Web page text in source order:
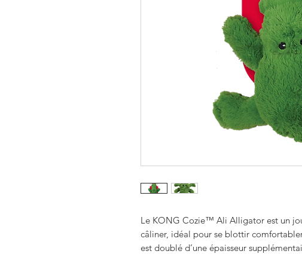
Le KONG Cozie™ Ali Alligator est un
câliner, idéal pour se blottir
est doublé d’une épaisseur